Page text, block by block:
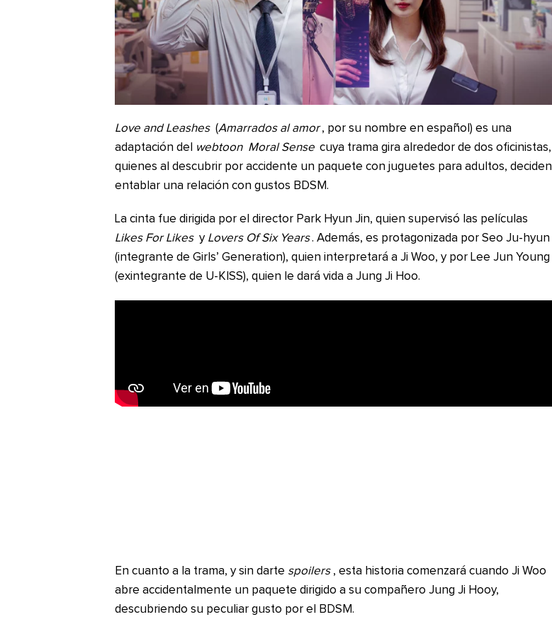
Love and Leashes (Amarrados al amor , por su nombre en español) es una
adaptación del webtoon Moral Sense cuya trama gira alrededor de dos oficinistas,
quienes al descubrir por accidente un paquete con juguetes para adultos, deciden
entablar una relación con gustos BDSM.
La cinta fue dirigida por el director Park Hyun Jin, quien supervisó las películas
Likes For Likes y Lovers Of Six Years . Además, es protagonizada por Seo Ju-hyun
(integrante de Girls’ Generation), quien interpretará a Ji Woo, y por Lee Jun Young
(exintegrante de U-KISS), quien le dará vida a Jung Ji Hoo.
En cuanto a la trama, y sin darte spoilers , esta historia comenzará cuando Ji Woo
abre accidentalmente un paquete dirigido a su compañero Jung Ji Hooy,
descubriendo su peculiar gusto por el BDSM.